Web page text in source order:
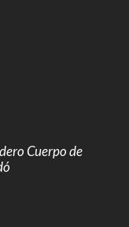
Cuerpo de